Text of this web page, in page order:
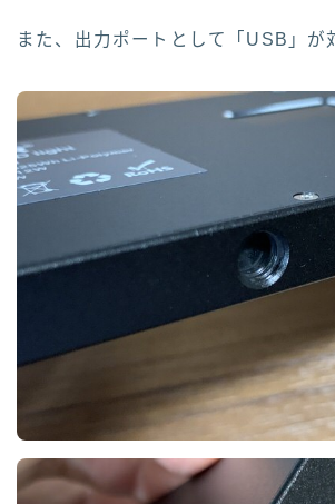
また、出力ポートとして「USB」が